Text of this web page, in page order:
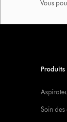
Vous
Produits
Soin des